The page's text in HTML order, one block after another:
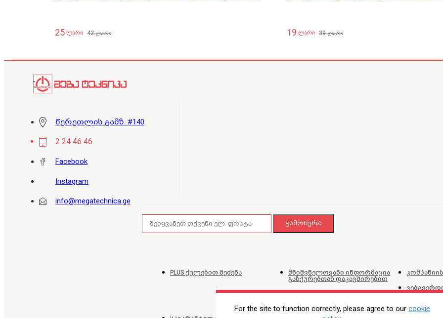
25 ლარი 42ლარი 19 ლარი 39ლარი
წერეთლის გამზ. #140
2 24 46 46
Facebook
Instagram
info@megatechnica.ge
PLUS ქულებით შეძენა მნიშვნელოვანი ინფორმაცია
გაზქურებთან დაკავშირებით
და
For the site to function correctly, please agree to our cookie